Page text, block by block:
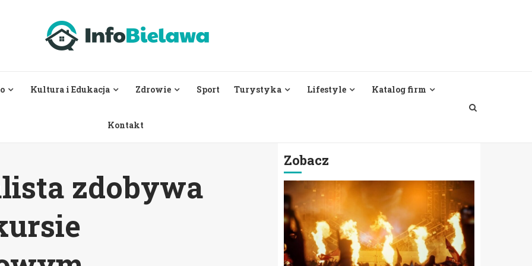
Kultura i Edukacja Zdrowie Sport Turystyka Lifestyle Katalog firm
Kontakt
zdobywa
Zobacz